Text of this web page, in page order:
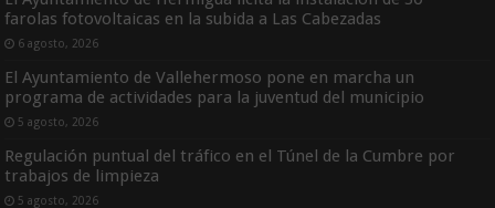
farolas fotovoltaicas en la subida a Las Cabezadas
6 agosto, 2026
El Ayuntamiento de Vallehermoso pone en marcha un
programa de actividades para la juventud del municipio
5 agosto, 2026
Regulación puntual del tráfico en el Túnel de la Cumbre por
trabajos de limpieza
5 agosto, 2026